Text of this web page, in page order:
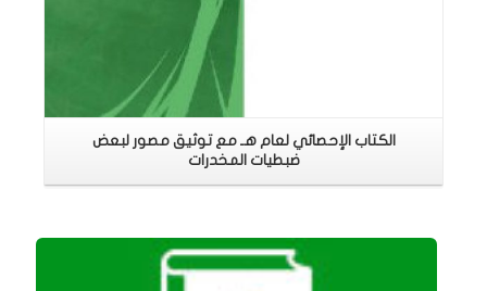
الكتاب الإحصائي لعام هـ مع توثيق مصور لبعض
ضبطيات المخدرات